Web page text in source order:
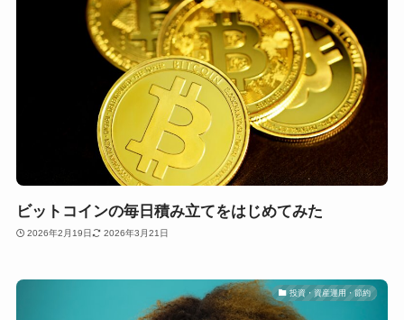
ビットコインの毎日積み立てをはじめてみた
2026年2月19日 2026年3月21日
投資・資産運用・節約